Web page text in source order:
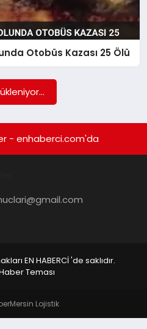
Otobüs Kazası 25 Ölü
- enhaberci.com'da
EN HABERCİ 'de saklıdır.
Teması
Mersin Lojistik